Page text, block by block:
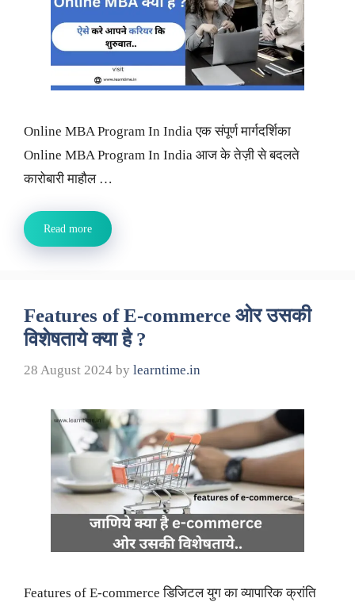
Online MBA Program In India एक संपूर्ण मार्गदर्शिका
Online MBA Program In India आज के तेज़ी से बदलते
कारोबारी माहौल …
Read more
Features of E-commerce ओर उसकी
विशेषताये क्या है ?
28 August 2024 by learntime.in
Features of E-commerce डिजिटल युग का व्यापारिक क्रांति